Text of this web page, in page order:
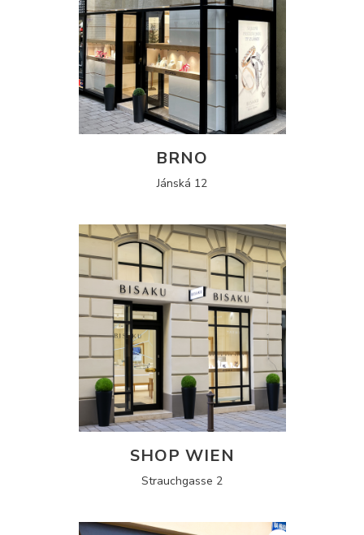
BRNO
Jánská 12
SHOP WIEN
Strauchgasse 2